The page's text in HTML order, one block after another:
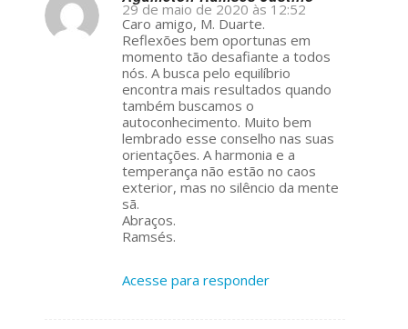
s
ays:
29 de maio de 2020 às 12:52
Caro amigo, M. Duarte.
Reflexões bem oportunas em
momento tão desafiante a todos
nós. A busca pelo equilíbrio
encontra mais resultados quando
também buscamos o
autoconhecimento. Muito bem
lembrado esse conselho nas suas
orientações. A harmonia e a
temperança não estão no caos
exterior, mas no silêncio da mente
sã.
Abraços.
Ramsés.
Acesse para responder